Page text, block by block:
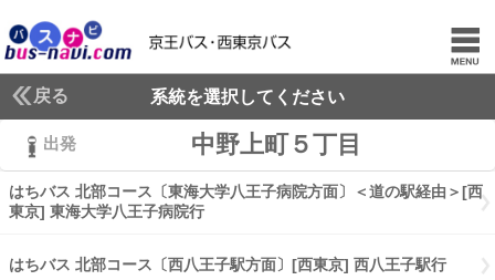
戻る 系統を選択してください
出発 中野上町５丁目
はちバス 北部コース〔東海大学八王子病院方面〕＜道の駅経由＞[西
東京] 東海大学八王子病院行
はちバス 北部コース〔西八王子駅方面〕[西東京] 西八王子駅行